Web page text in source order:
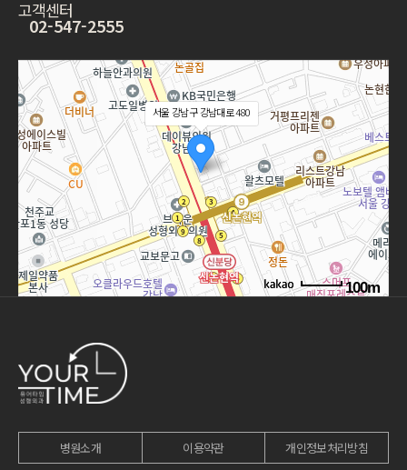
고객센터
02-547-2555
서울 강남구 강남대로 480
100m
병원소개 이용약관 개인정보처리방침